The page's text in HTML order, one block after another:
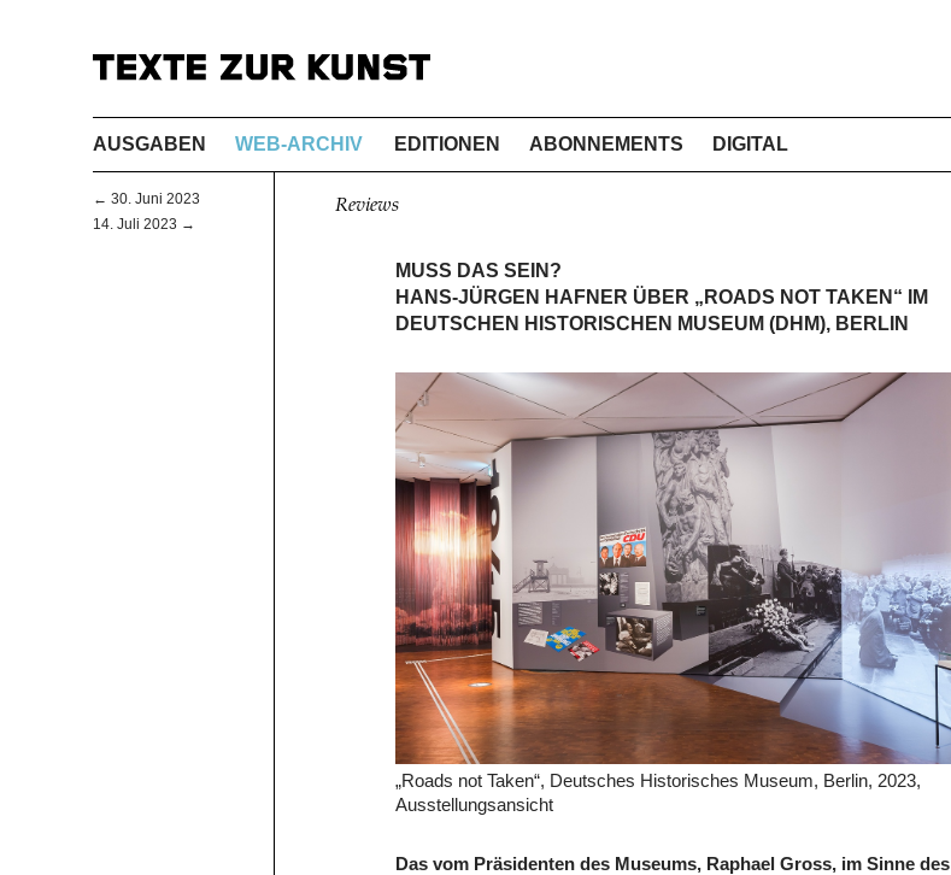
AUSGABEN WEB-ARCHIV EDITIONEN ABONNEMENTS DIGITAL
← 30. Juni 2023
14. Juli 2023 →
Reviews
MUSS DAS SEIN?
HANS-JÜRGEN HAFNER ÜBER „ROADS NOT TAKEN“ IM
DEUTSCHEN HISTORISCHEN MUSEUM (DHM), BERLIN
„Roads not Taken“, Deutsches Historisches Museum, Berlin, 2023,
Ausstellungsansicht
Das vom Präsidenten des Museums, Raphael Gross, im Sinne des